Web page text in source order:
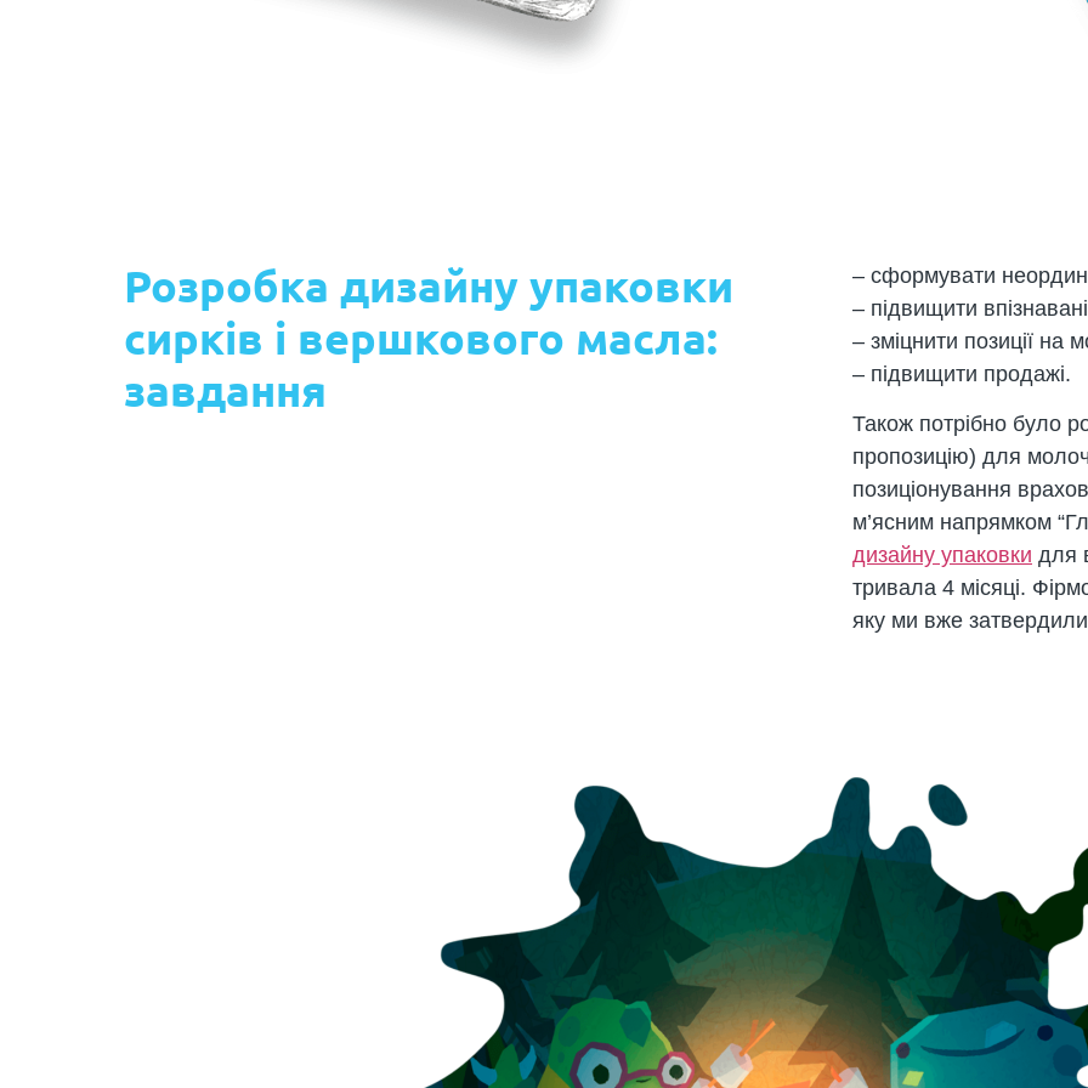
Розробка дизайну упаковки
сирків і вершкового масла:
завдання
– сформувати
– підвищити
– зміцнити позиції на
– підвищити продажі.
Також потрібно було
пропозицію) для
позиціонування
м’ясним напрямком
дизайну упаковки для
тривала 4 місяці.
яку ми вже